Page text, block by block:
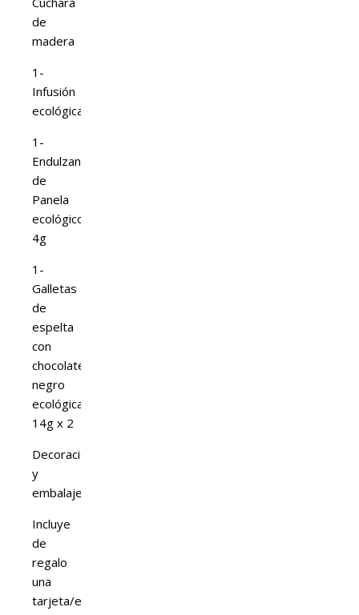
de
madera
1-
Infusión
ecológica
1-
Endulzante
de
Panela
ecológico
4g
1-
Galletas
de
espelta
con
chocolate
negro
ecológicas
14g x 2
Decoración
y
embalaje
Incluye
de
regalo
una
tarjeta/etiqueta